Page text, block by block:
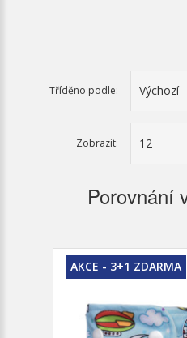
Tříděno podle:
Zobrazit:
Porovnání
AKCE - 3+1 ZDARMA